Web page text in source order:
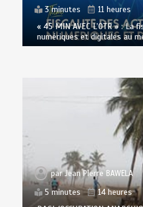
3 minutes
11 heures
« 45 MIN AVEC L’OTR » :
numériques et digitales au
parJean Pierre BAWELA
5 minutes
14 heures